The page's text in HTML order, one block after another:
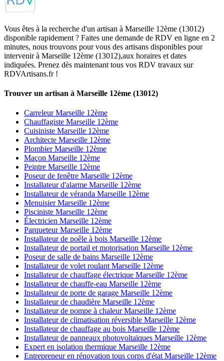
Vous êtes à la recherche d'un artisan à Marseille 12ème (13012)
disponible rapidement ? Faites une demande de RDV en ligne en 2
minutes, nous trouvons pour vous des artisans disponibles pour
intervenir à Marseille 12ème (13012),aux horaires et dates
indiquées. Prenez dès maintenant tous vos RDV travaux sur
RDVArtisans.fr !
Trouver un artisan à Marseille 12ème (13012)
Carreleur Marseille 12ème
Chauffagiste Marseille 12ème
Cuisiniste Marseille 12ème
Architecte Marseille 12ème
Plombier Marseille 12ème
Maçon Marseille 12ème
Peintre Marseille 12ème
Poseur de fenêtre Marseille 12ème
Installateur d'alarme Marseille 12ème
Installateur de véranda Marseille 12ème
Menuisier Marseille 12ème
Pisciniste Marseille 12ème
Électricien Marseille 12ème
Parqueteur Marseille 12ème
Installateur de poêle à bois Marseille 12ème
Installateur de portail et motorisation Marseille 12ème
Poseur de salle de bains Marseille 12ème
Installateur de volet roulant Marseille 12ème
Installateur de chauffage électrique Marseille 12ème
Installateur de chauffe-eau Marseille 12ème
Installateur de porte de garage Marseille 12ème
Installateur de chaudière Marseille 12ème
Installateur de pompe à chaleur Marseille 12ème
Installateur de climatisation réversible Marseille 12ème
Installateur de chauffage au bois Marseille 12ème
Installateur de panneaux photovoltaïques Marseille 12ème
Expert en isolation thermique Marseille 12ème
Entrepreneur en rénovation tous corps d'état Marseille 12ème